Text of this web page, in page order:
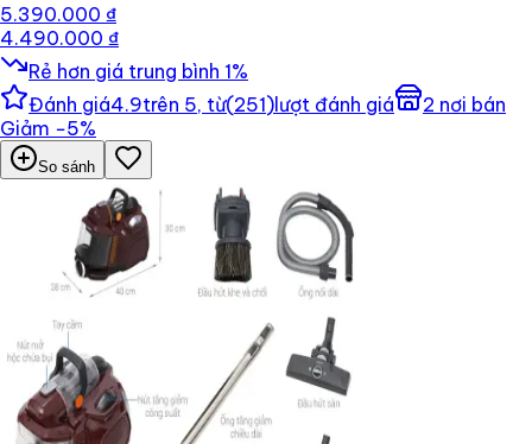
5.390.000 ₫
4.490.000 ₫
Rẻ hơn giá trung bình 1%
Đánh giá4.9trên 5, từ(251)lượt đánh giá 2 nơi bán
Giảm −5%
So sánh